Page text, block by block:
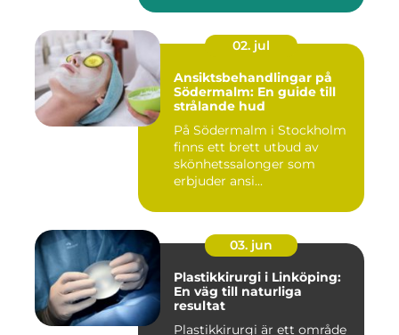
02. jul
Ansiktsbehandlingar på
Södermalm: En guide till
strålande hud
På Södermalm i Stockholm
finns ett brett utbud av
skönhetssalonger som
erbjuder ansi...
03. jun
Plastikkirurgi i Linköping:
En väg till naturliga
resultat
Plastikkirurgi är ett område